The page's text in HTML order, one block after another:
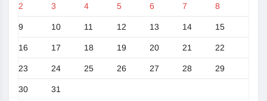
2 3 4 5 6 7 8
9 10 11 12 13 14 15
16 17 18 19 20 21 22
23 24 25 26 27 28 29
30 31